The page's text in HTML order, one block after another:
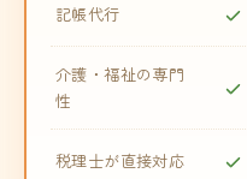
記帳代行
介護・福祉の専門
性
税理士が直接対応